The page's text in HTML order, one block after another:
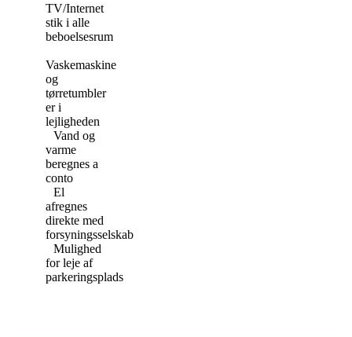
TV/Internet
stik i alle
beboelsesrum
Vaskemaskine
og
tørretumbler
er i
lejligheden
Vand og
varme
beregnes a
conto
El
afregnes
direkte med
forsyningsselskab
Mulighed
for leje af
parkeringsplads